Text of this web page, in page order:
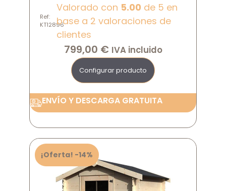
Ref:
KT12896
Valorado con 5.00 de 5 en
base a 2 valoraciones de
clientes
799,00 € IVA incluido
Configurar producto
ENVÍO Y DESCARGA GRATUITA
¡Oferta! -14%